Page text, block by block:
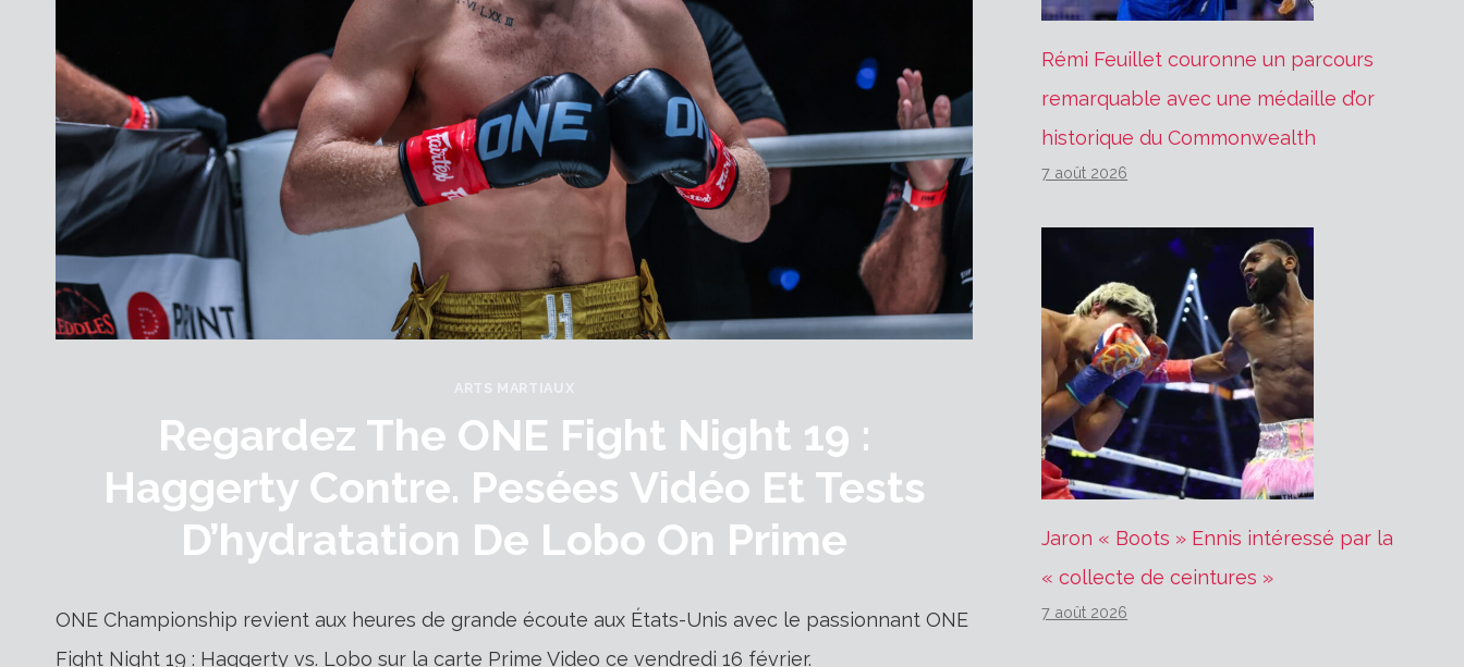
ARTS MARTIAUX
Regardez The ONE Fight Night 19 :
Haggerty Contre. Pesées Vidéo Et Tests
D’hydratation De Lobo On Prime
ONE Championship revient aux heures de grande écoute aux États-Unis avec le passionnant ONE
Fight Night 19 : Haggerty vs. Lobo sur la carte Prime Video ce vendredi 16 février.
Rémi Feuillet couronne un parcours
remarquable avec une médaille d’or
historique du Commonwealth
7 août 2026
Jaron « Boots » Ennis intéressé par la
« collecte de ceintures »
7 août 2026